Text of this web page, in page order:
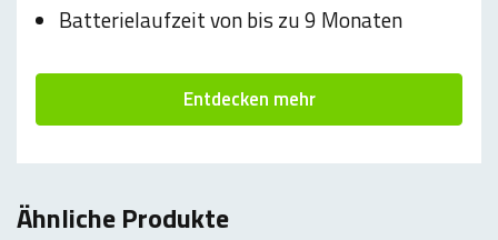
Batterielaufzeit von bis zu 9 Monaten
Entdecken mehr
Ähnliche Produkte